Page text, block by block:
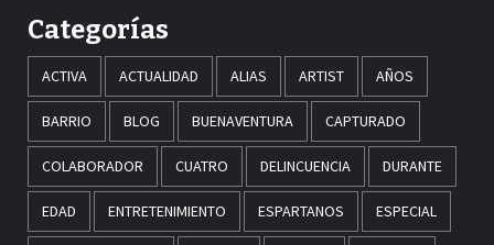
Categorías
ACTIVA ACTUALIDAD ALIAS ARTIST AÑOS
BARRIO BLOG BUENAVENTURA CAPTURADO
COLABORADOR CUATRO DELINCUENCIA DURANTE
EDAD ENTRETENIMIENTO ESPARTANOS ESPECIAL